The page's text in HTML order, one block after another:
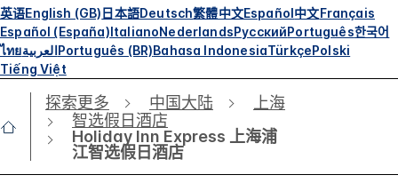
英语English (GB)日本語Deutsch繁體中文Español中文Français
Español (España)ItalianoNederlandsРусскийPortuguês한국어
ไทยالعربيةPortuguês (BR)Bahasa IndonesiaTürkçePolski
Tiếng Việt
探索更多 中国大陆
上海
智选假日酒店
Holiday Inn Express 上海浦
江智选假日酒店